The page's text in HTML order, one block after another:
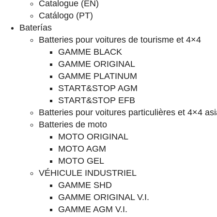
Catalogue (EN)
Catálogo (PT)
Baterías
Batteries pour voitures de tourisme et 4×4
GAMME BLACK
GAMME ORIGINAL
GAMME PLATINUM
START&STOP AGM
START&STOP EFB
Batteries pour voitures particulières et 4×4
Batteries de moto
MOTO ORIGINAL
MOTO AGM
MOTO GEL
VÉHICULE INDUSTRIEL
GAMME SHD
GAMME ORIGINAL V.I.
GAMME AGM V.I.